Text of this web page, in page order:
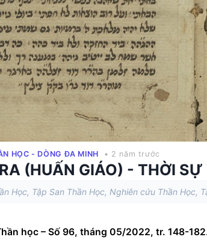
HỌC - DÒNG ĐA MINH • 2 năm trước
(HUẤN GIÁO) - THỜI
Học, Tập San Thần Học, Nghiên cứu Thần Học,
học – Số 96, tháng 05/2022, tr. 148-